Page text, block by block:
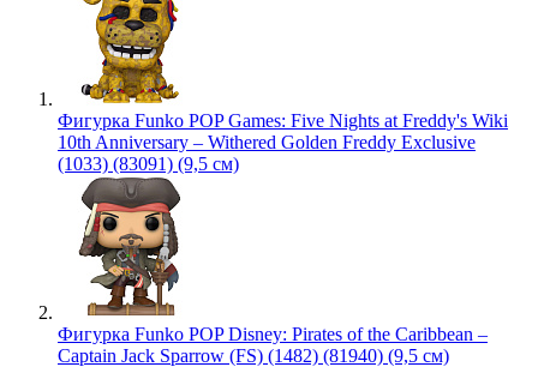
Фигурка Funko POP Games: Five Nights at Freddy's Wiki
10th Anniversary – Withered Golden Freddy Exclusive
(1033) (83091) (9,5 см)
Фигурка Funko POP Disney: Pirates of the Caribbean –
Captain Jack Sparrow (FS) (1482) (81940) (9,5 см)